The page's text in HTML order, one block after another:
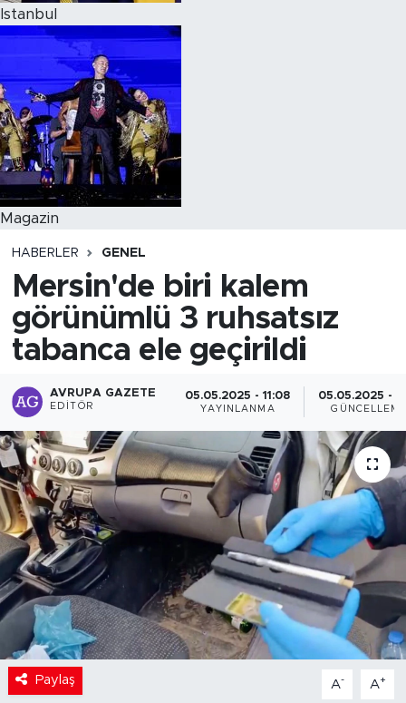
Istanbul
Magazin
HABERLER GENEL
Mersin'de biri kalem
görünümlü 3 ruhsatsız
tabanca ele geçirildi
AVRUPA GAZETE
EDITÖR
05.05.2025 - 11:08
YAYINLANMA
05.05.2025 -
Paylaş A- A+